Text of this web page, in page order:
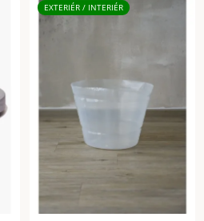
EXTERIÉR / INTERIÉR